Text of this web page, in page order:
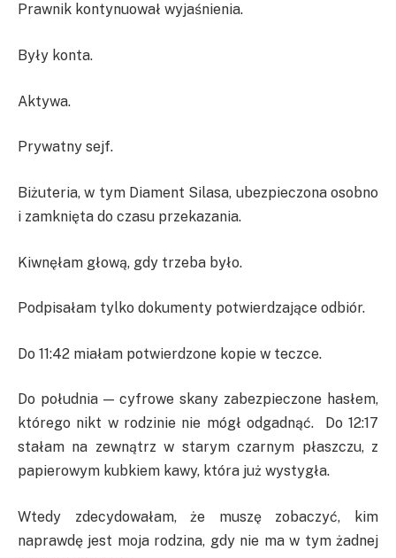
Prawnik kontynuował wyjaśnienia.
Były konta.
Aktywa.
Prywatny sejf.
Biżuteria, w tym Diament Silasa, ubezpieczona osobno
i zamknięta do czasu przekazania.
Kiwnęłam głową, gdy trzeba było.
Podpisałam tylko dokumenty potwierdzające odbiór.
Do 11:42 miałam potwierdzone kopie w teczce.
Do południa — cyfrowe skany zabezpieczone hasłem,
którego nikt w rodzinie nie mógł odgadnąć. Do 12:17
stałam na zewnątrz w starym czarnym płaszczu, z
papierowym kubkiem kawy, która już wystygła.
Wtedy zdecydowałam, że muszę zobaczyć, kim
naprawdę jest moja rodzina, gdy nie ma w tym żadnej